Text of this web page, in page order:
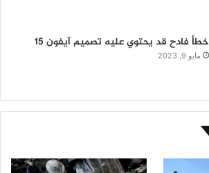
خطأ فادح قد يحتوي عليه تصميم آيفون 15
مايو 9, 2023